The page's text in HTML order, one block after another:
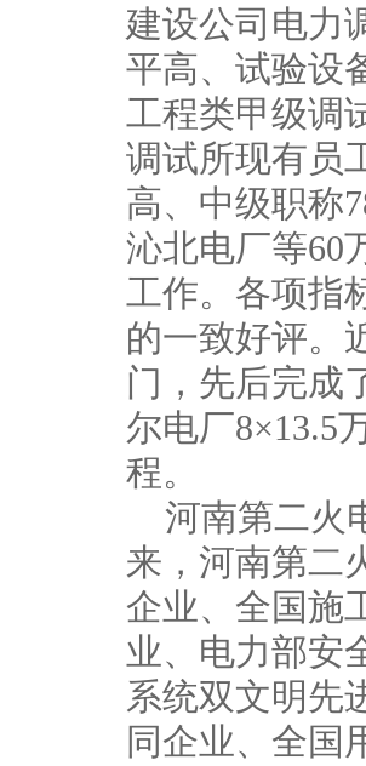
建设公司电力
平高、试验设
工程类甲级调
调试所现有员
高、中级职称
沁北电厂等60
工作。各项指
的一致好评。
门，先后完成
尔电厂8×13.5
程。
河南第二火
来，河南第二
企业、全国施
业、电力部安
系统双文明先
同企业、全国